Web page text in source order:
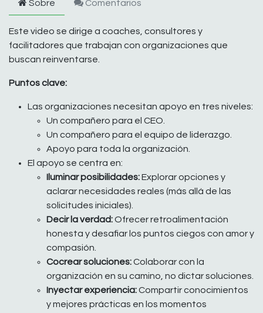
Sobre Comentarios
Este video se dirige a coaches, consultores y
facilitadores que trabajan con organizaciones que
buscan reinventarse.
Puntos clave:
Las organizaciones necesitan apoyo en tres niveles:
Un compañero para el CEO.
Un compañero para el equipo de liderazgo.
Apoyo para toda la organización.
El apoyo se centra en:
Iluminar posibilidades:Explorar opciones y
aclarar necesidades reales (más allá de las
solicitudes iniciales).
Decir la verdad:Ofrecer retroalimentación
honesta y desafiar los puntos ciegos con amor y
compasión.
Cocrear soluciones:Colaborar con la
organización en su camino, no dictar soluciones.
Inyectar experiencia:Compartir conocimientos
y mejores prácticas en los momentos